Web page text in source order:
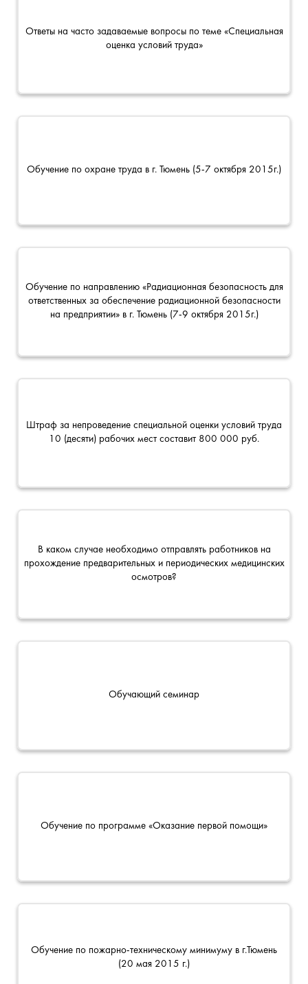
Ответы на часто задаваемые вопросы по теме «Специальная
оценка условий труда»
Обучение по охране труда в г. Тюмень (5-7 октября 2015г.)
Обучение по направлению «Радиационная безопасность для
ответственных за обеспечение радиационной безопасности
на предприятии» в г. Тюмень (7-9 октября 2015г.)
Штраф за непроведение специальной оценки условий труда
10 (десяти) рабочих мест составит 800 000 руб.
В каком случае необходимо отправлять работников на
прохождение предварительных и периодических медицинских
осмотров?
Обучающий семинар
Обучение по программе «Оказание первой помощи»
Обучение по пожарно-техническому минимуму в г.Тюмень
(20 мая 2015 г.)